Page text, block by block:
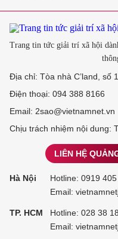
Trang tin tức giải trí xã hội
Địa chỉ: Tòa nhà C’land, số
Điện thoại: 094 388 8166
Email: 2sao@vietnamnet.vn
Chịu trách nhiệm nội dung:
LIÊN HỆ
Hà Nội Hotline: 0919
Email:
TP. HCM Hotline: 028 38
Email: